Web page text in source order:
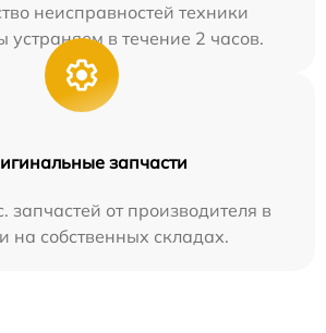
неисправностей техники
в течение 2 часов.
запчасти
запчастей от производителя в
на собственных складах.